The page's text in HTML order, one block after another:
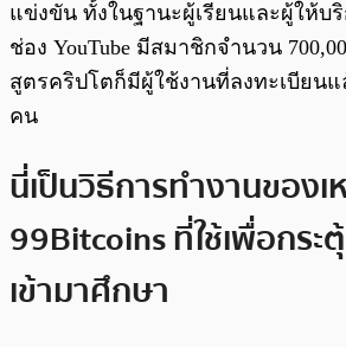
แข่งขัน ทั้งในฐานะผู้เรียนและผู้ให้บ
ช่อง YouTube มีสมาชิกจำนวน
สูตรคริปโตก็มีผู้ใช้งานที่ลงทะเบียน
คน
นี่เป็นวิธีการทำงานของ
99Bitcoins ที่ใช้เพื่อกระ
เข้ามาศึกษา